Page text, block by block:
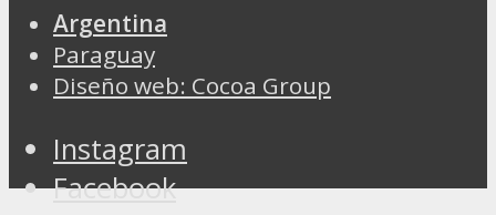
Argentina
Paraguay
Diseño web: Cocoa Group
Instagram
Facebook